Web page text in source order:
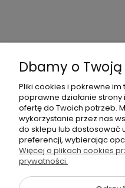
+48
Dbamy o
Pliki cookies i pokrewne
poprawne działanie
ofertę do Twoich potrzeb.
wykorzystanie przez nas
do sklepu lub dostosować
preferencji, wybierając
Więcej o plikach cookies
prywatności.